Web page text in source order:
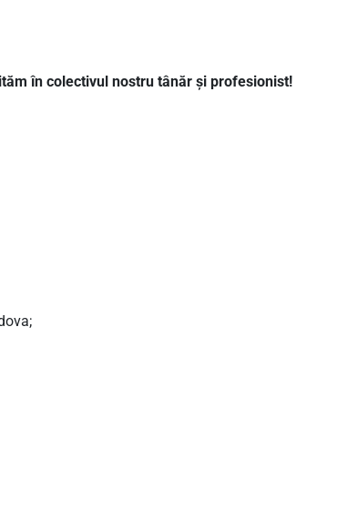
în colectivul nostru tânăr și profesionist!